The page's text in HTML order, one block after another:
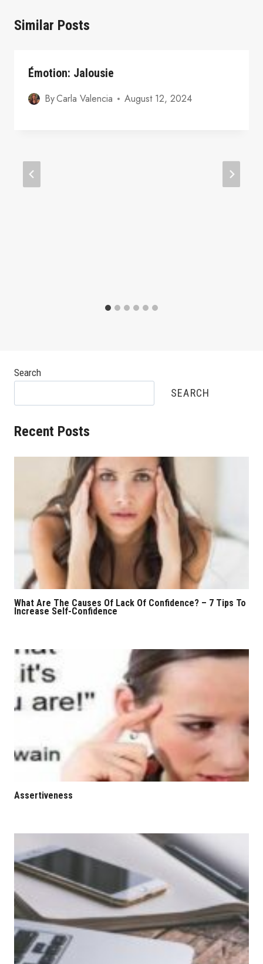
Similar Posts
Émotion: Jalousie
ByCarla Valencia August 12, 2024
Search
SEARCH
Recent Posts
What Are The Causes Of Lack Of Confidence? – 7 Tips To
Increase Self-Confidence
Assertiveness